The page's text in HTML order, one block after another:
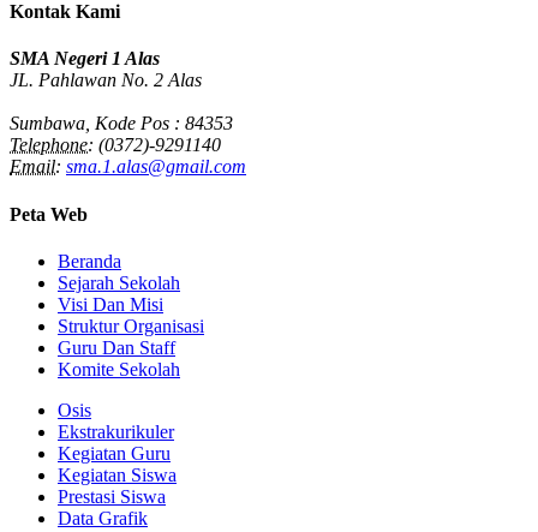
Kontak Kami
SMA Negeri 1 Alas
JL. Pahlawan No. 2 Alas
Sumbawa, Kode Pos : 84353
Telephone: (0372)-9291140
Email: sma.1.alas@gmail.com
Peta Web
Beranda
Sejarah Sekolah
Visi Dan Misi
Struktur Organisasi
Guru Dan Staff
Komite Sekolah
Osis
Ekstrakurikuler
Kegiatan Guru
Kegiatan Siswa
Prestasi Siswa
Data Grafik